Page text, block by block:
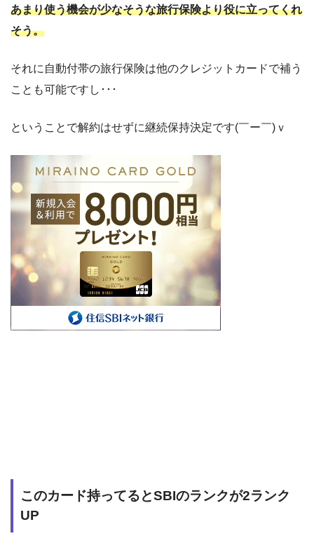
あまり使う機会が少なそうな旅行保険より役に立ってくれ
そう。
それに自動付帯の旅行保険は他のクレジットカードで補う
ことも可能ですし･･･
ということで解約はせずに継続保持決定です(￣ー￣)ｖ
このカード持ってるとSBIのランクが2ランク
UP